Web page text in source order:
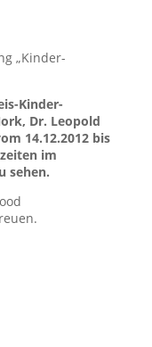
„Kinder-
Kinder-
Dr. Leopold
14.12.2012 bis
im
sehen.